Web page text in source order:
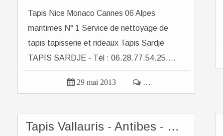
Tapis Nice Monaco Cannes 06 Alpes
maritimes N° 1 Service de nettoyage de
tapis tapisserie et rideaux Tapis Sardje
TAPIS SARDJE - Tél : 06.28.77.54.25,...
 29 mai 2013  …
Tapis Vallauris - Antibes - Cannes - Nice - Moderne - Tapis de Décoration - Nice - par Tapis Sardje